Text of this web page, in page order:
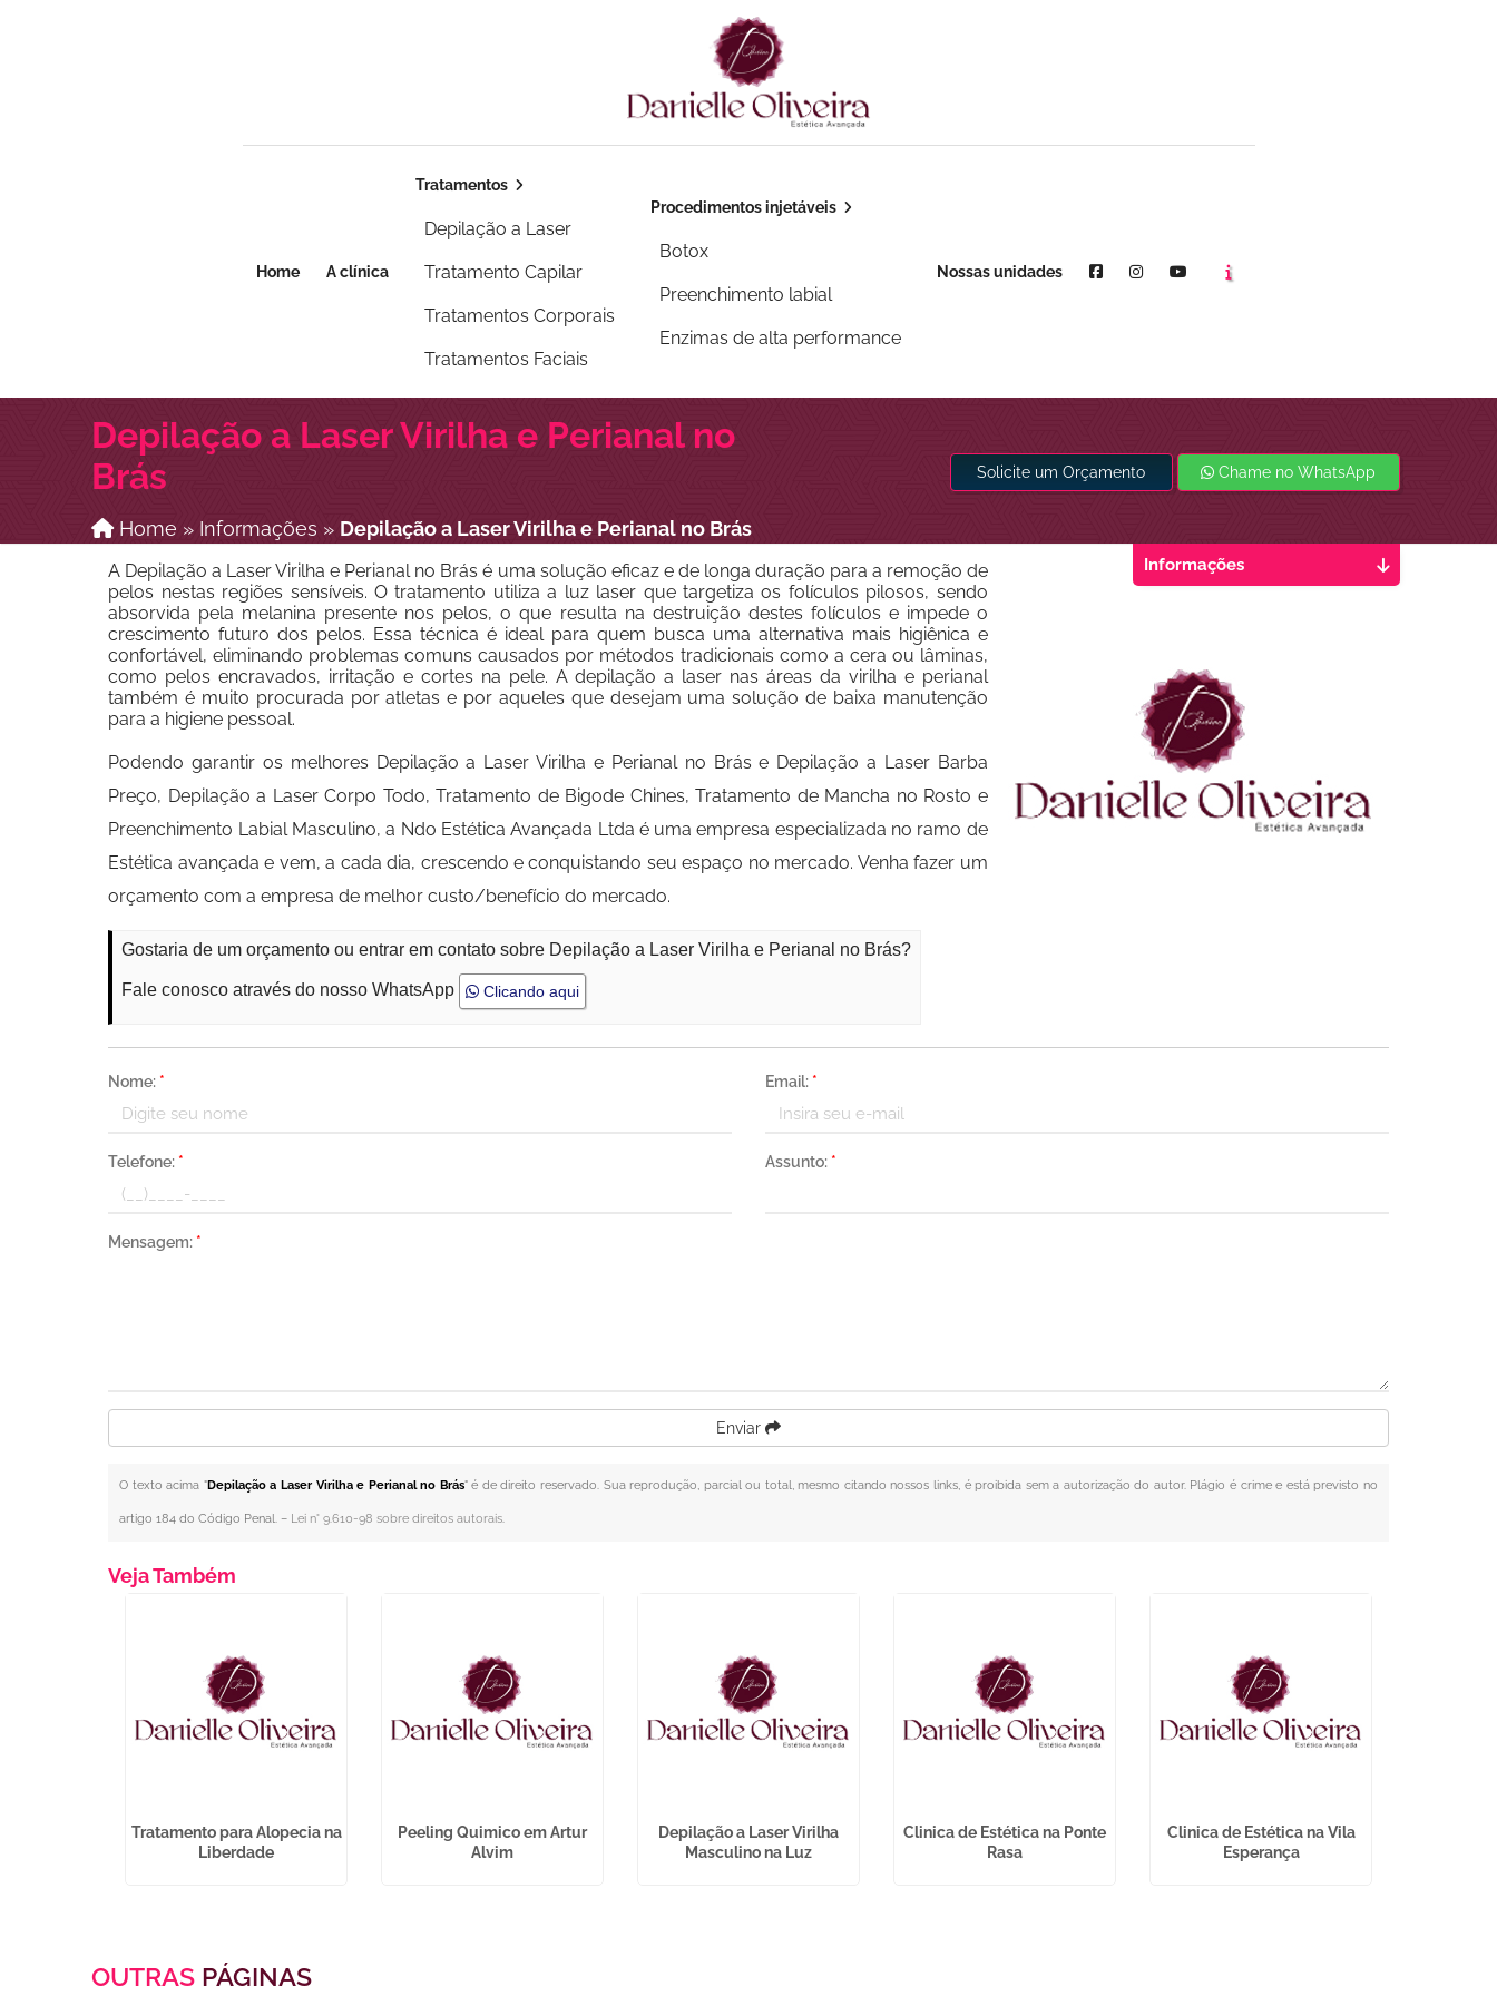
Home A clínica
Tratamentos
Depilação a Laser
Tratamento Capilar
Tratamentos Corporais
Tratamentos Faciais
Procedimentos injetáveis
Botox
Preenchimento labial
Enzimas de alta performance
Nossas unidades Youtube
Depilação a Laser Virilha e Perianal no
Brás
Home » Informações » Depilação a Laser Virilha e Perianal no Brás
Solicite um Orçamento Chame no WhatsApp
A Depilação a Laser Virilha e Perianal no Brás é uma solução eficaz e de longa duração para a remoção de
pelos nestas regiões sensíveis. O tratamento utiliza a luz laser que targetiza os folículos pilosos, sendo
absorvida pela melanina presente nos pelos, o que resulta na destruição destes folículos e impede o
crescimento futuro dos pelos. Essa técnica é ideal para quem busca uma alternativa mais higiênica e
confortável, eliminando problemas comuns causados por métodos tradicionais como a cera ou lâminas,
como pelos encravados, irritação e cortes na pele. A depilação a laser nas áreas da virilha e perianal
também é muito procurada por atletas e por aqueles que desejam uma solução de baixa manutenção
para a higiene pessoal.
Podendo garantir os melhores Depilação a Laser Virilha e Perianal no Brás e Depilação a Laser Barba
Preço, Depilação a Laser Corpo Todo, Tratamento de Bigode Chines, Tratamento de Mancha no Rosto e
Preenchimento Labial Masculino, a Ndo Estética Avançada Ltda é uma empresa especializada no ramo de
Estética avançada e vem, a cada dia, crescendo e conquistando seu espaço no mercado. Venha fazer um
orçamento com a empresa de melhor custo/benefício do mercado.
Gostaria de um orçamento ou entrar em contato sobre Depilação a Laser Virilha e Perianal no Brás?
Fale conosco através do nosso WhatsApp Clicando aqui
Nome: * Email: *
Telefone: * Assunto: *
Mensagem: *
Enviar
O texto acima "Depilação a Laser Virilha e Perianal no Brás" é de direito reservado. Sua reprodução, parcial ou total, mesmo citando nossos links, é proibida sem a autorização do autor. Plágio é crime e está previsto no
artigo 184 do Código Penal. – Lei n° 9.610-98 sobre direitos autorais.
Informações
Veja Também
Tratamento para Alopecia na
Liberdade
Peeling Quimico em Artur
Alvim
Depilação a Laser Virilha
Masculino na Luz
Clinica de Estética na Ponte
Rasa
Clinica de Estética na Vila
Esperança
OUTRAS PÁGINAS